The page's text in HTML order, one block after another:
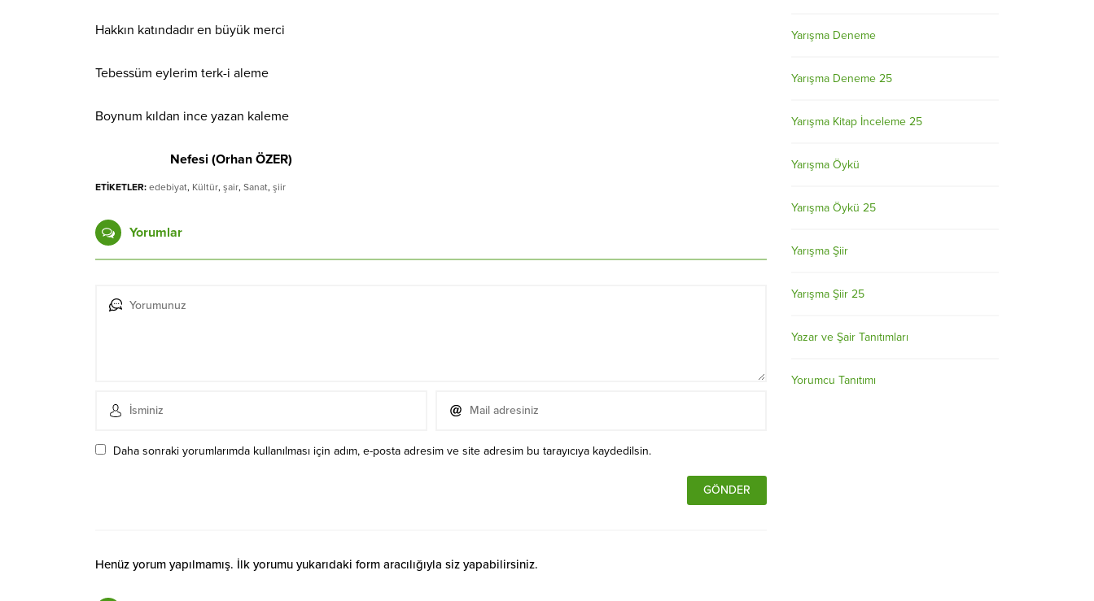
Hakkın katındadır en büyük merci
Tebessüm eylerim terk-i aleme
Boynum kıldan ince yazan kaleme
Nefesi (Orhan ÖZER)
ETİKETLER: edebiyat, Kültür, şair, Sanat, şiir
Yorumlar
Daha sonraki yorumlarımda kullanılması için adım, e-posta adresim ve site adresim bu tarayıcıya kaydedilsin.
Henüz yorum yapılmamış. İlk yorumu yukarıdaki form aracılığıyla siz yapabilirsiniz.
Yarışma Deneme
Yarışma Deneme 25
Yarışma Kitap İnceleme 25
Yarışma Öykü
Yarışma Öykü 25
Yarışma Şiir
Yarışma Şiir 25
Yazar ve Şair Tanıtımları
Yorumcu Tanıtımı